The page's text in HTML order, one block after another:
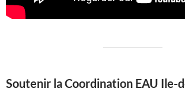
Soutenir la Coordination EAU Ile-